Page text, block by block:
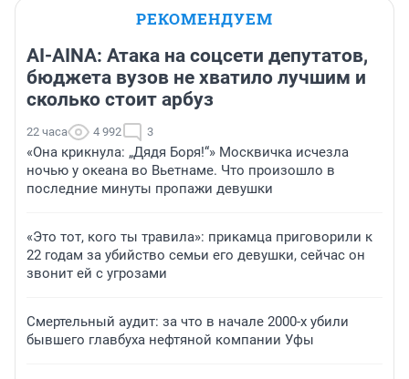
РЕКОМЕНДУЕМ
AI-AINA: Атака на соцсети депутатов,
бюджета вузов не хватило лучшим и
сколько стоит арбуз
22 часа 4 992 3
«Она крикнула: „Дядя Боря!“» Москвичка исчезла
ночью у океана во Вьетнаме. Что произошло в
последние минуты пропажи девушки
«Это тот, кого ты травила»: прикамца приговорили к
22 годам за убийство семьи его девушки, сейчас он
звонит ей с угрозами
Смертельный аудит: за что в начале 2000-х убили
бывшего главбуха нефтяной компании Уфы